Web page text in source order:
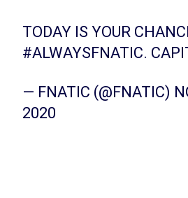
TODAY IS YOUR
#ALWAYSFNATIC.
— FNATIC (@FNATIC)
2020